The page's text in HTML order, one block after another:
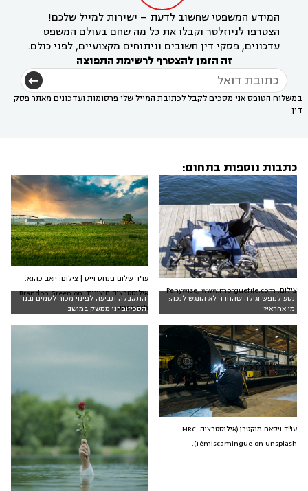
המידע המשפטי שחשוב לדעת – ישירות למייל שלכם!
הצטרפו לניוזלטר וקבלו את כל מה שחם בעולם המשפט
עדכונים, פסקי דין חשובים וניתוחים מקצועיים, לפני כולם.
זה הזמן להצטרף לרשימת התפוצה
במשלוח הטופס אני מסכים לקבל לכתובת המייל שלי פרסומות ועדכונים מאתר פסק
דין
כתבות נוספות בתחום:
נסע לנופש וגילה שהחדר לא הונגש לנכה:
מי אחראי?
צילום: Penywise, www.morguefile.com
התקבלה תביעה לפינוי מכור לסמים ובנו
הסכיזופרני ממשק במושב
עו"ד שלום פנחס וייס | צילום: יואב כהנא.
אילוסטרציה חיצונית: Brandon Green on
Unsplash
עו"ד ויסאם מוקטרן (אילוסטרציה: MRC
Témiscamingue on Unsplash).